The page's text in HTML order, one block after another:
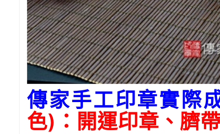
傳家手工印章實際
色)：開運印章、臍